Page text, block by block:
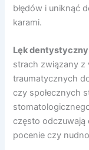
błędów i uniknąć
karami.
Lęk dentystyczny
strach związany
traumatycznych
czy społecznych
często odczuwają
pocenie czy